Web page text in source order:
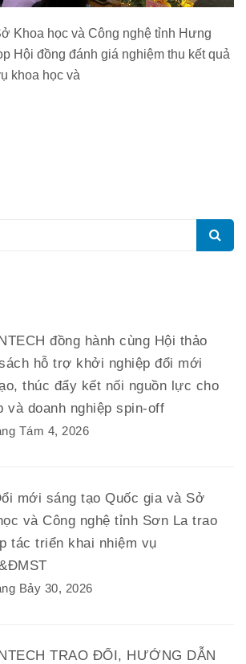
Khoa học và Công nghệ tỉnh Hưng
Hội đồng đánh giá nghiệm thu kết quả
khoa học và
đồng hành cùng Hội thảo
hỗ trợ khởi nghiệp đổi mới
thúc đẩy kết nối nguồn lực cho
và doanh nghiệp spin-off
Tám 4, 2026
mới sáng tạo Quốc gia và Sở
và Công nghệ tỉnh Sơn La trao
tác triển khai nhiệm vụ
Bảy 30, 2026
TRAO ĐỔI, HƯỚNG DẪN